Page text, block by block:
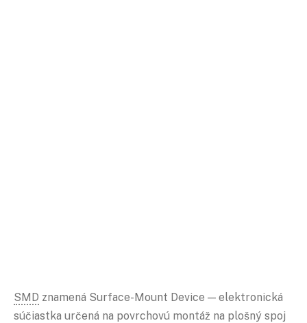
SMD znamená Surface-Mount Device — elektronická
súčiastka určená na povrchovú montáž na plošný spoj